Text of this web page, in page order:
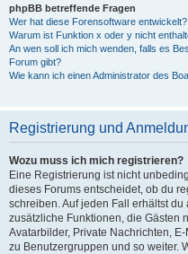
phpBB betreffende Fragen
Wer hat diese Forensoftware entwickelt?
Warum ist Funktion x oder y nicht
An wen soll ich mich wenden, falls es
Forum gibt?
Wie kann ich einen Administrator des
Registrierung und
Wozu muss ich mich registrieren?
Eine Registrierung ist nicht
dieses Forums entscheidet, ob du
schreiben. Auf jeden Fall erhältst
zusätzliche Funktionen, die Gästen
Avatarbilder, Private Nachrichten,
zu Benutzergruppen und so weiter.